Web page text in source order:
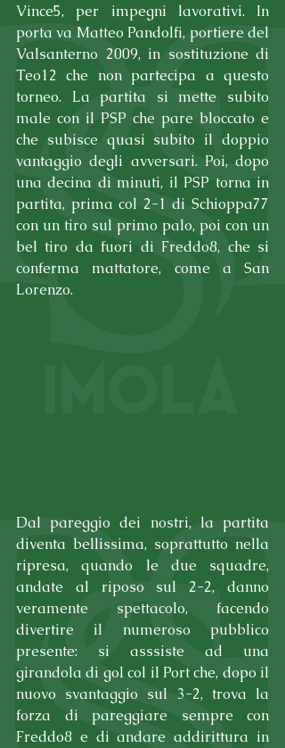
Vince5, per impegni lavorativi. In
porta va Matteo Pandolfi, portiere del
Valsanterno 2009, in sostituzione di
Teo12 che non partecipa a questo
torneo. La partita si mette subito
male con il PSP che pare bloccato e
che subisce quasi subito il doppio
vantaggio degli avversari. Poi, dopo
una decina di minuti, il PSP torna in
partita, prima col 2-1 di Schioppa77
con un tiro sul primo palo, poi con un
bel tiro da fuori di Freddo8, che si
conferma mattatore, come a San
Lorenzo.
Dal pareggio dei nostri, la partita
diventa bellissima, soprattutto nella
ripresa, quando le due squadre,
andate al riposo sul 2-2, danno
veramente spettacolo, facendo
divertire il numeroso pubblico
presente: si asssiste ad una
girandola di gol col il Port che, dopo il
nuovo svantaggio sul 3-2, trova la
forza di pareggiare sempre con
Freddo8 e di andare addirittura in